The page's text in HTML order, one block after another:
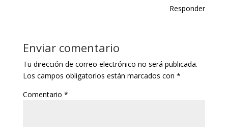
Responder
Enviar comentario
Tu dirección de correo electrónico no será publicada.
Los campos obligatorios están marcados con *
Comentario *